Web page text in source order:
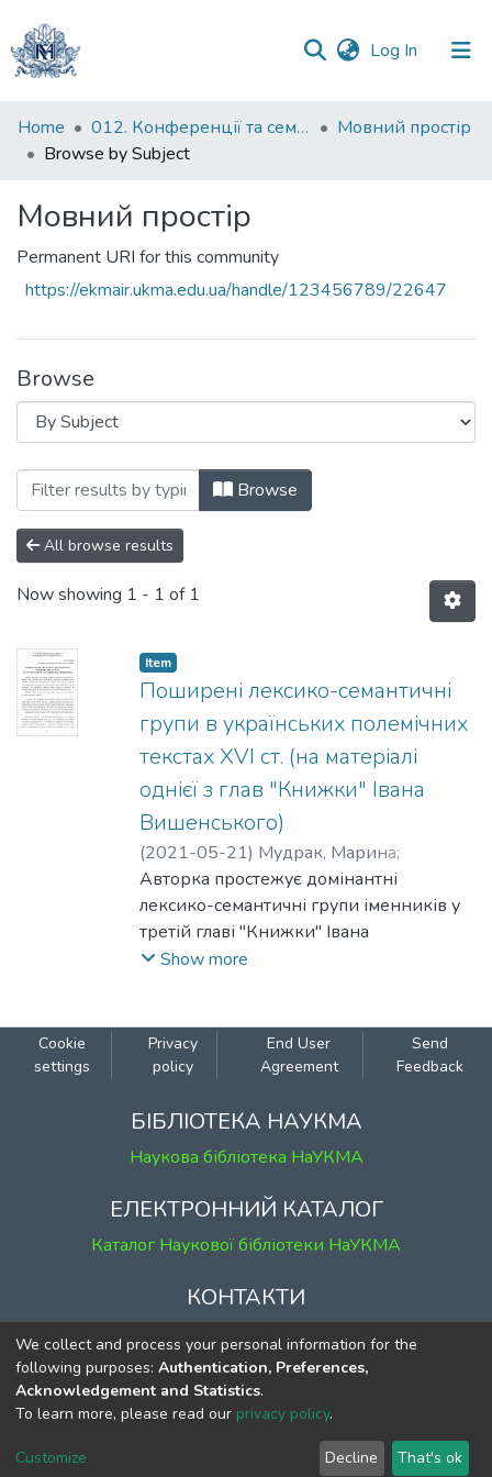
Log In (current)
Communities
&
All of DSpace
Home 012. Конференції та семінари НаУКМА
Мовний простір
Browse by Subject
Мовний простір
Permanent URI for this community
https://ekmair.ukma.edu.ua/handle/123456789/22647
Browse
Browsing Мовний простір by Subject
Browse
All browse results
Now showing 1 - 1 of 1
Item
Поширені лексико-семантичні
групи в українських полемічних
текстах XVI ст. (на матеріалі
однієї з глав "Книжки" Івана
Вишенського)
(2021-05-21) Мудрак, Марина;
Пальчевська, Олександра
Авторка простежує домінантні
лексико-семантичні групи іменників у
третій главі "Книжки" Івана
Вишенського, українського полеміста
позначення побутових деталей,
елементів одягу, назв тварин,
та соціальними станами тощо) засвідчує
яку використовує полеміст для
аргументації своїх тез.
Show more
Cookie
settings
Privacy
policy
End User
Agreement
Send
Feedback
БІБЛІОТЕКА НАУКМА
Наукова бібліотека НаУКМА
ЕЛЕКТРОННИЙ КАТАЛОГ
Каталог Наукової бібліотеки НаУКМА
КОНТАКТИ
м. Київ, вул. Григорія Сковороди, 2
к. 1, к. 120
тел. (044) 463-69-31
ekmair@ukma.edu.ua
We collect and process your personal information for the
following purposes: Authentication, Preferences,
Acknowledgement and Statistics.
To learn more, please read our privacy policy.
Customize Decline That's ok